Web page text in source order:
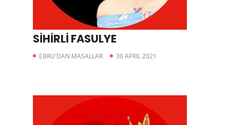
SİHİRLİ FASULYE
EBRU'DAN MASALLAR 30 APRIL 2021